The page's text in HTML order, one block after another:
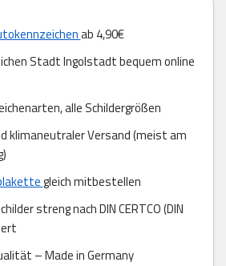
ab 4,90€
Stadt Ingolstadt bequem online
alle Schildergrößen
klimaneutraler Versand (meist am
gleich mitbestellen
streng nach DIN CERTCO (DIN
– Made in Germany